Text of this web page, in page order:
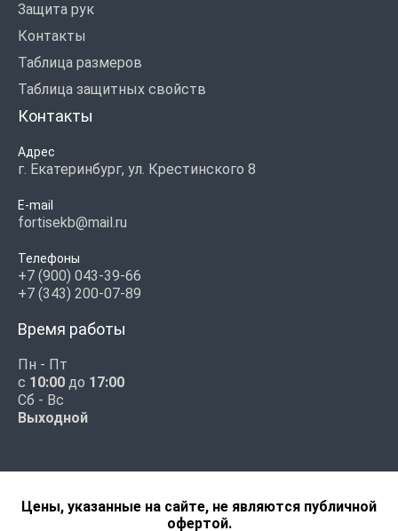
Защита рук
Контакты
Таблица размеров
Таблица защитных свойств
Контакты
Адрес
г. Екатеринбург, ул. Крестинского 8
E-mail
fortisekb@mail.ru
Телефоны
+7 (900) 043-39-66
+7 (343) 200-07-89
Время работы
Пн - Пт
с 10:00 до 17:00
Сб - Вс
Выходной
Цены, указанные на сайте, не являются публичной
офертой.